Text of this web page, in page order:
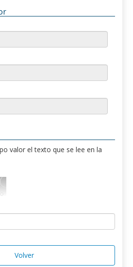
valor el texto que se lee en la
Volver